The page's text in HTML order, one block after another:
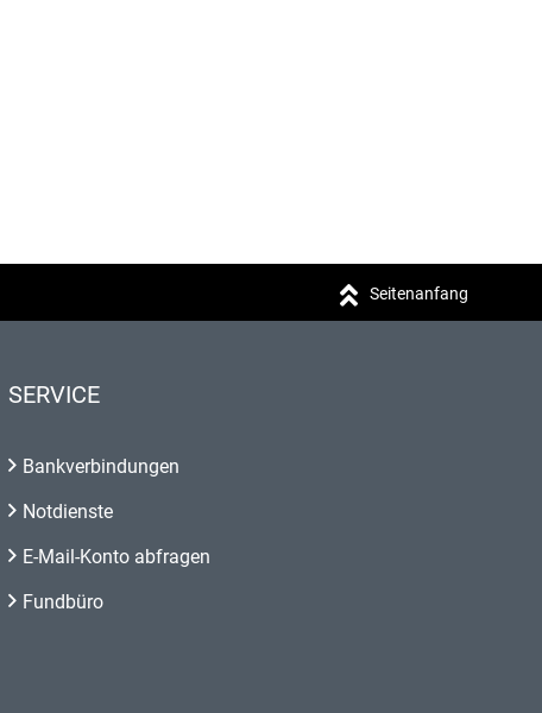
Seitenanfang
SERVICE
Bankverbindungen
Notdienste
E-Mail-Konto abfragen
Fundbüro